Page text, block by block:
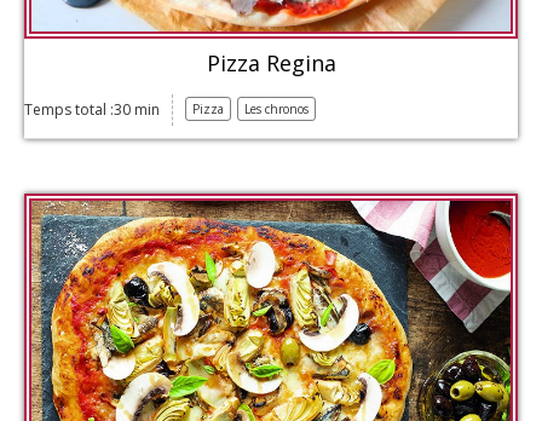
Pizza Regina
Temps total :30 min Pizza Les chronos